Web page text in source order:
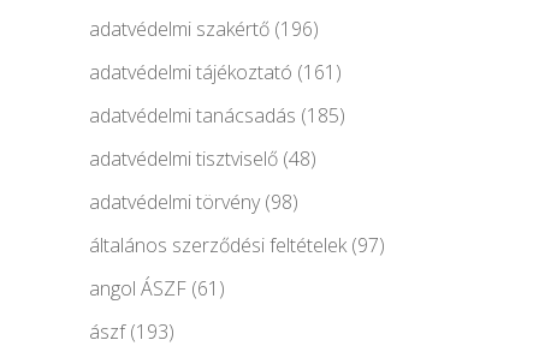
adatvédelmi szakértő (196)
adatvédelmi tájékoztató (161)
adatvédelmi tanácsadás (185)
adatvédelmi tisztviselő (48)
adatvédelmi törvény(98)
általános szerződési feltételek(97)
angol ÁSZF (61)
ászf(193)